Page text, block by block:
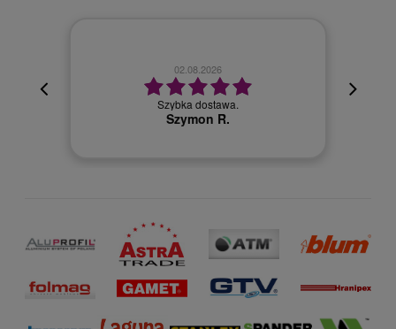
02.08.2026
Szybka dostawa.
Szymon R.